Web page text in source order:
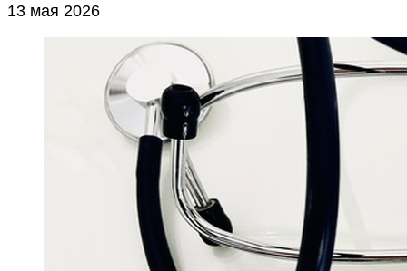
13 мая 2026